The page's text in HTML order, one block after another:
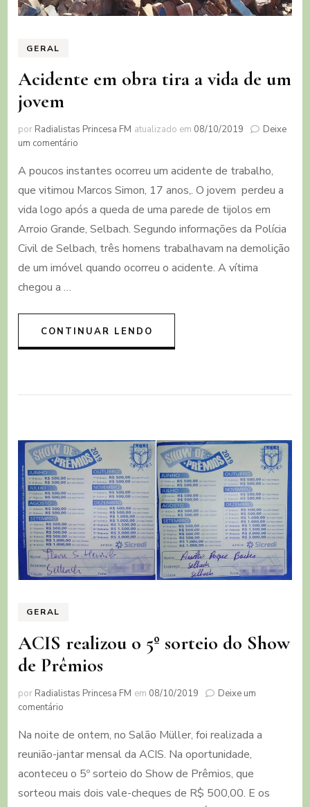
GERAL
Acidente em obra tira a vida de um
jovem
por Radialistas Princesa FM atualizado em 08/10/2019
Deixe
um comentário
em
obra
a
vida
um
jovem
A poucos instantes ocorreu um acidente de trabalho,
que vitimou Marcos Simon, 17 anos,. O jovem perdeu a
vida logo após a queda de uma parede de tijolos em
Arroio Grande, Selbach. Segundo informações da Polícia
Civil de Selbach, três homens trabalhavam na demolição
de um imóvel quando ocorreu o acidente. A vítima
chegou a …
CONTINUAR LENDO
GERAL
ACIS realizou o 5º sorteio do Show
de Prêmios
por Radialistas Princesa FM em 08/10/2019
Deixe um
comentário
realizou
5º
sorteio
do
Na noite de ontem, no Salão Müller, foi realizada a
reunião-jantar mensal da ACIS. Na oportunidade,
aconteceu o 5º sorteio do Show de Prêmios, que
sorteou mais dois vale-cheques de R$ 500,00. E os